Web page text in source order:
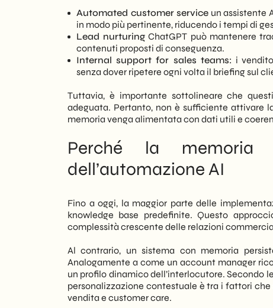
Automated customer service un assistente
in modo più pertinente, riducendo i tempi di
Lead nurturing ChatGPT può mantenere
contenuti proposti di conseguenza.
Internal support for sales teams: i
senza dover ripetere ogni volta il briefing sul
Tuttavia, è importante sottolineare che
adeguata. Pertanto, non è sufficiente attivare
memoria venga alimentata con dati utili e
Perché la memoria
dell’automazione AI
Fino a oggi, la maggior parte delle
knowledge base predefinite. Questo
complessità crescente delle relazioni
Al contrario, un sistema con memoria
Analogamente a come un account manager
un profilo dinamico dell’interlocutore. Secondo
personalizzazione contestuale è tra i fattori
vendita e customer care.